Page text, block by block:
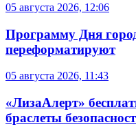
05 августа 2026, 12:06
Программу Дня
переформатируют
05 августа 2026, 11:43
«ЛизаАлерт»
браслеты